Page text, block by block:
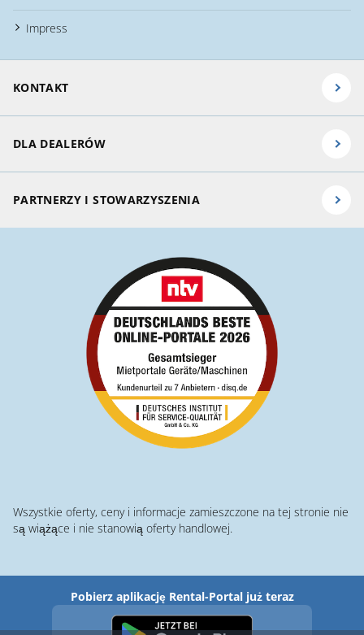
Impress
KONTAKT
DLA DEALERÓW
PARTNERZY I STOWARZYSZENIA
Wszystkie oferty, ceny i informacje zamieszczone na tej stronie nie
są wiążące i nie stanowią oferty handlowej.
Pobierz aplikację Rental-Portal już teraz